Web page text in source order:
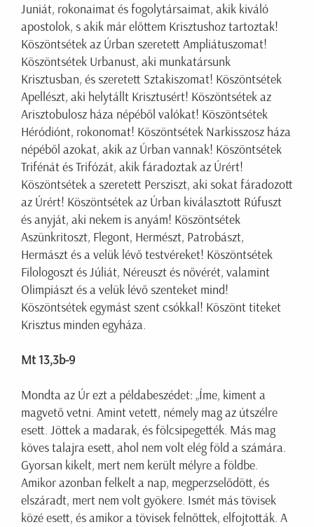
Juniát, rokonaimat és fogolytársaimat, akik kiváló
apostolok, s akik már előttem Krisztushoz tartoztak!
Köszöntsétek az Úrban szeretett Ampliátuszomat!
Köszöntsétek Urbanust, aki munkatársunk
Krisztusban, és szeretett Sztakiszomat! Köszöntsétek
Apellészt, aki helytállt Krisztusért! Köszöntsétek az
Arisztobulosz háza népéből valókat! Köszöntsétek
Héródiónt, rokonomat! Köszöntsétek Narkisszosz háza
népéből azokat, akik az Úrban vannak! Köszöntsétek
Trifénát és Trifózát, akik fáradoztak az Úrért!
Köszöntsétek a szeretett Persziszt, aki sokat fáradozott
az Úrért! Köszöntsétek az Úrban kiválasztott Rúfuszt
és anyját, aki nekem is anyám! Köszöntsétek
Aszünkritoszt, Flegont, Hermészt, Patrobászt,
Hermászt és a velük lévő testvéreket! Köszöntsétek
Filologoszt és Júliát, Néreuszt és nővérét, valamint
Olimpiászt és a velük lévő szenteket mind!
Köszöntsétek egymást szent csókkal! Köszönt titeket
Krisztus minden egyháza.
Mt 13,3b-9
Mondta az Úr ezt a példabeszédet: „Íme, kiment a
magvető vetni. Amint vetett, némely mag az útszélre
esett. Jöttek a madarak, és fölcsipegették. Más mag
köves talajra esett, ahol nem volt elég föld a számára.
Gyorsan kikelt, mert nem került mélyre a földbe.
Amikor azonban felkelt a nap, megperzselődött, és
elszáradt, mert nem volt gyökere. Ismét más tövisek
közé esett, és amikor a tövisek felnőttek, elfojtották. A